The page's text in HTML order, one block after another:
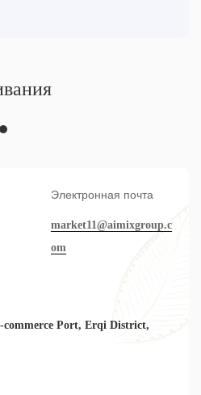
Электронная почта
market11@aimixgroup.c
om
Port, Erqi District,